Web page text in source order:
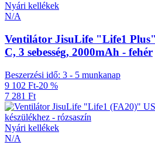
Nyári kellékek
N/A
Ventilátor JisuLife "Life1
C, 3 sebesség, 2000mAh - fehér
Beszerzési idő: 3 - 5 munkanap
9 102 Ft-20 %
7 281 Ft
Nyári kellékek
N/A